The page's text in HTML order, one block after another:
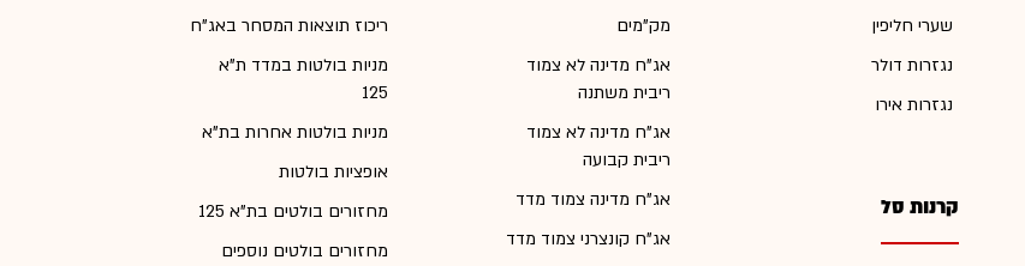
שערי חליפין
נגזרות דולר
נגזרות אירו
קרנות סל
מק"מים
אג"ח מדינה לא צמוד
ריבית משתנה
אג"ח מדינה לא צמוד
ריבית קבועה
אג"ח מדינה צמוד מדד
אג"ח קונצרני צמוד מדד
ריכוז תוצאות המסחר באג"ח
מניות בולטות במדד ת"א
125
מניות בולטות אחרות בת"א
אופציות בולטות
מחזורים בולטים בת"א 125
מחזורים בולטים נוספים